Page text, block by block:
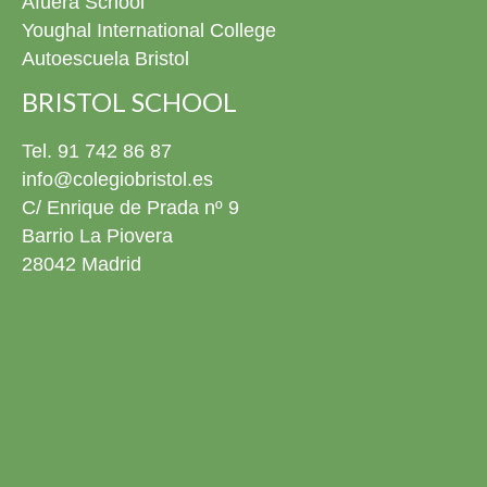
todos nuestros graduados! Ya tenéis todas las fotos de
este día disponibles en la fototeca para revivirlo siempre
que queráis. 4º ESO El pasado viernes 22 de mayo nos
pusimos de gala para celebrar la graduación de nuestros
alumnos de 4º ESO. Estuvimos rodeados de familias,
amigos y profesores en un evento conmovedor donde no
montón cantando una canción juntos y disfrutamos
mucho viendo una presentación con sus mejores fotos y
recuerdos en el cole. Con este gran día, nuestros chicos
cierran una etapa increíble y se preparan para empezar
Youghal International College
Autoescuela Bristol
BRISTOL SCHOOL
Tel. 91 742 86 87
info@colegiobristol.es
C/ Enrique de Prada nº 9
Barrio La Piovera
28042 Madrid